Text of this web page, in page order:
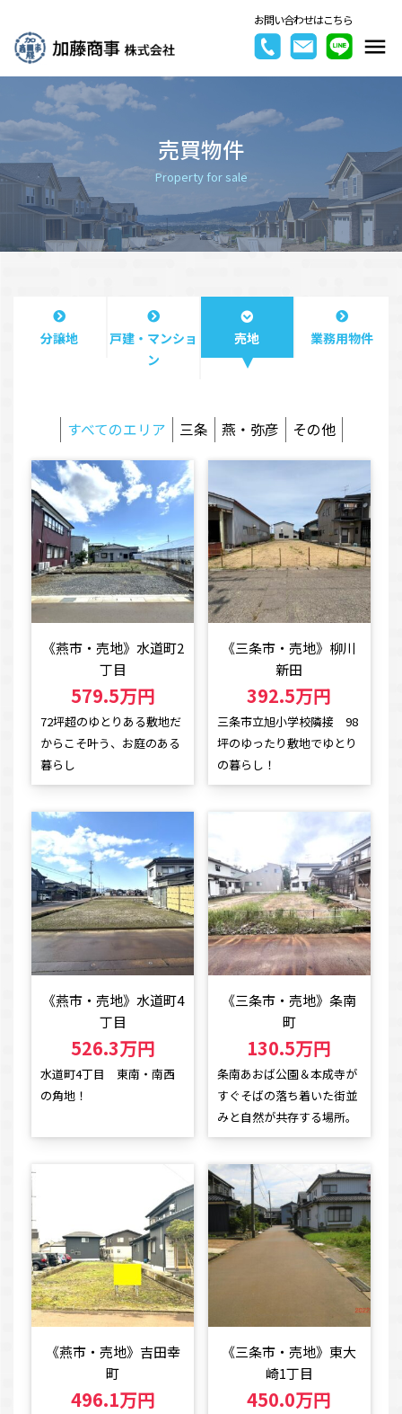
お問い合わせはこちら
売買物件
Property for sale
分譲地
戸建・マンショ
ン
売地 業務用物件
すべてのエリア 三条 燕・弥彦 その他
《燕市・売地》水道町2
丁目
579.5万円
72坪超のゆとりある敷地だ
からこそ叶う、お庭のある
暮らし
《三条市・売地》柳川
新田
392.5万円
三条市立旭小学校隣接 98
坪のゆったり敷地でゆとり
の暮らし！
《燕市・売地》水道町4
丁目
526.3万円
水道町4丁目 東南・南西
の角地！
《三条市・売地》条南
町
130.5万円
条南あおば公園＆本成寺が
すぐそばの落ち着いた街並
みと自然が共存する場所。
《燕市・売地》吉田幸
町
496.1万円
《三条市・売地》東大
崎1丁目
450.0万円